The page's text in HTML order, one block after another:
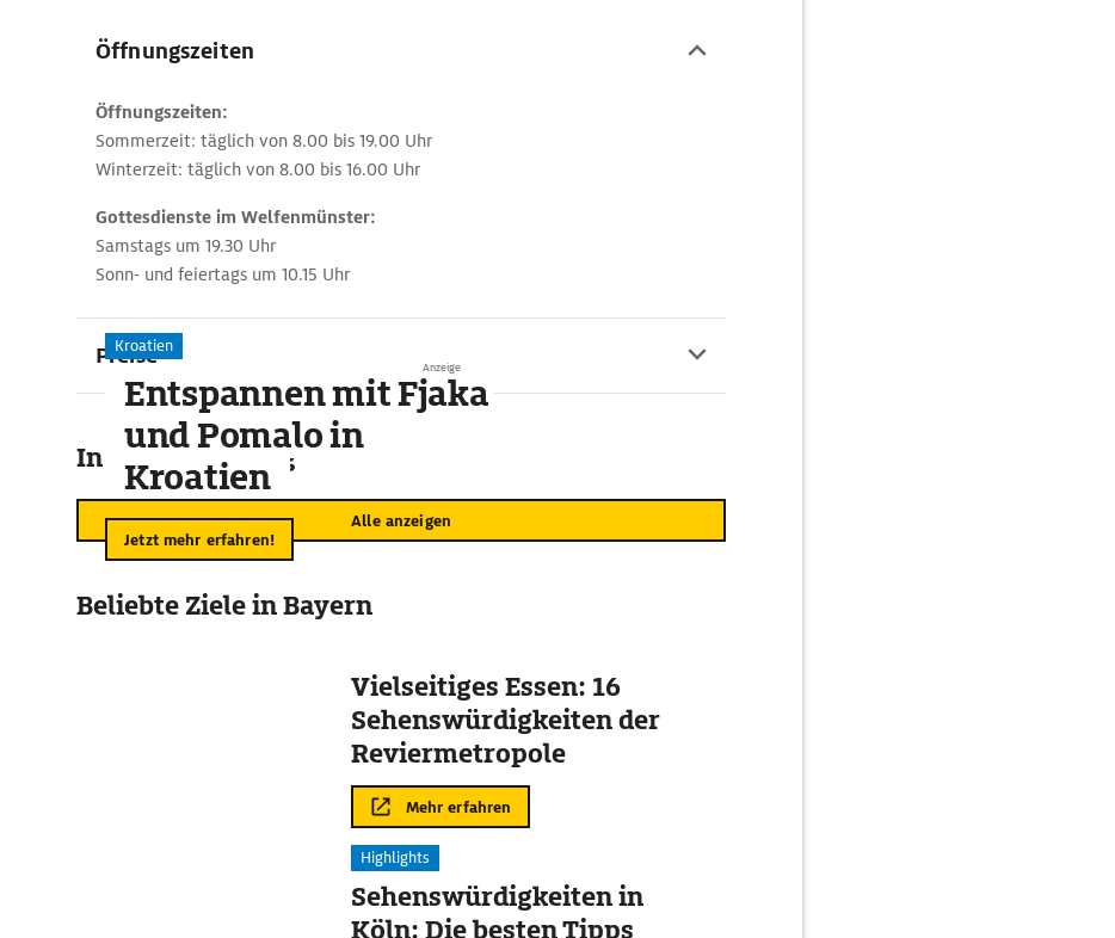
Öffnungszeiten
Öffnungszeiten:
Sommerzeit: täglich von 8.00 bis 19.00 Uhr
Winterzeit: täglich von 8.00 bis 16.00 Uhr
Gottesdienste im Welfenmünster:
Samstags um 19.30 Uhr
Sonn- und feiertags um 10.15 Uhr
Preise
In der Umgebung
Alle anzeigen
Anzeige
Kroatien
Entspannen mit Fjaka
und Pomalo in
Kroatien
Jetzt mehr erfahren!
Beliebte Ziele in Bayern
Vielseitiges Essen: 16
Sehenswürdigkeiten der
Reviermetropole
Mehr erfahren
Highlights
Sehenswürdigkeiten in
Köln: Die besten Tipps